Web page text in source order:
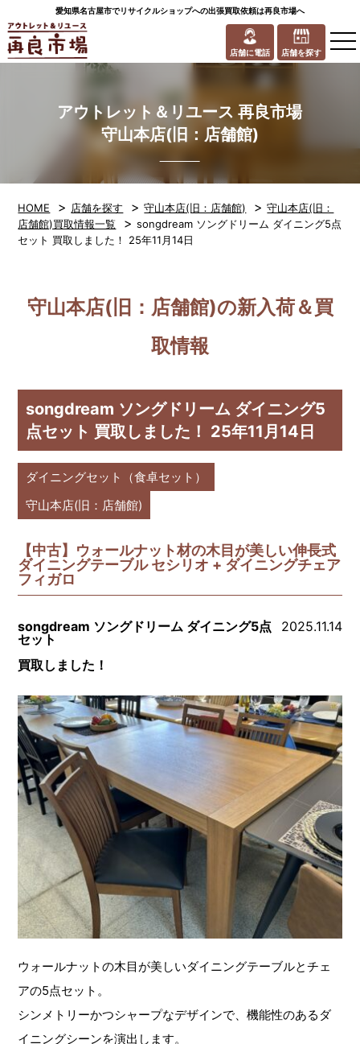
愛知県名古屋市でリサイクルショップへの出張買取依頼は再良市場へ
店舗に電話 店舗を探す
アウトレット＆リユース 再良市場
守山本店(旧：店舗館)
HOME > 店舗を探す >守山本店(旧：店舗館) >守山本店(旧：
店舗館)買取情報一覧
>songdream ソングドリーム ダイニング5点
セット 買取しました！ 25年11月14日
守山本店(旧：店舗館)の新入荷＆買
取情報
songdream ソングドリーム ダイニング5
点セット 買取しました！ 25年11月14日
ダイニングセット（食卓セット）
守山本店(旧：店舗館)
【中古】ウォールナット材の木目が美しい伸長式
ダイニングテーブル セシリオ + ダイニングチェア
フィガロ
2025.11.14
songdream ソングドリーム ダイニング5点
セット
買取しました！
ウォールナットの木目が美しいダイニングテーブルとチェ
アの5点セット。
シンメトリーかつシャープなデザインで、機能性のあるダ
イニングシーンを演出します。